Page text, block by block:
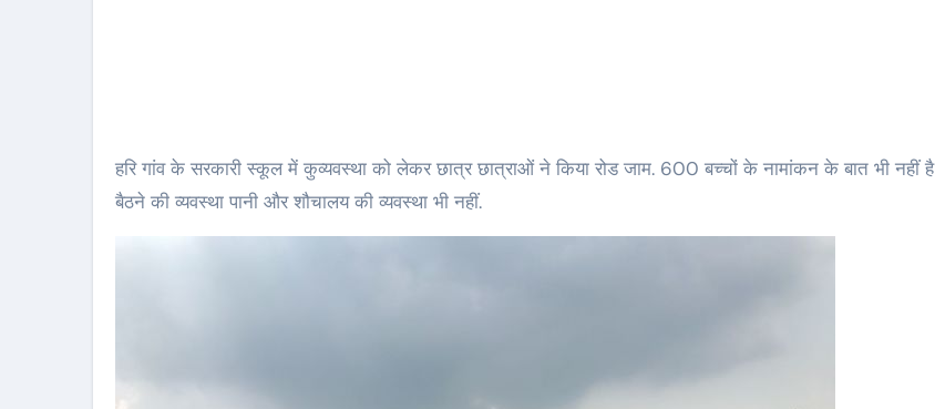
हरि गांव के सरकारी स्कूल में कुव्यवस्था को लेकर छात्र छात्राओं ने किया रोड जाम. 600 बच्चों के नामांकन के बात भी नहीं है
बैठने की व्यवस्था पानी और शौचालय की व्यवस्था भी नहीं.